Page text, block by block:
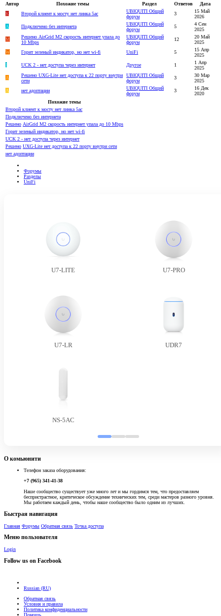
Автор
Похожие темы Раздел Ответов
Дата
K
Второй клиент к мосту нет линка 5ac
UBIQUITI Общий
форум
3
15 Май
2026
A
Подключено без интернета
UBIQUITI Общий
форум
5
4 Сен
2025
M
Решено AirGrid M2 скорость интернет упала до
10 Mbps
UBIQUITI Общий
форум
12
20 Май
2025
W
Горит зеленый индикатор, но нет wi-fi UniFi 5
15 Апр
2025
I
UCK 2 - нет доступа через интернет Другое 1
1 Апр
2025
A
Решено UXG-Lite нет доступа к 22 порту внутри
сети
UBIQUITI Общий
форум
3
30 Мар
2025
A
нет адоптации
UBIQUITI Общий
форум
3
16 Дек
2020
Похожие темы
Второй клиент к мосту нет линка 5ac
Подключено без интернета
Решено AirGrid M2 скорость интернет упала до 10 Mbps
Горит зеленый индикатор, но нет wi-fi
UCK 2 - нет доступа через интернет
Решено UXG-Lite нет доступа к 22 порту внутри сети
нет адоптации
Форумы
Разделы
UniFi
U7-LITE U7-PRO
U7-LR UDR7
NS-5AC
О комьюнити
Телефон заказа оборудования:
+7 (965) 341-41-38
Наше сообщество существует уже много лет и мы гордимся тем, что предоставляем
беспристрастное, критическое обсуждение технических тем, среди мастеров разного уровня.
Мы работаем каждый день, чтобы наше сообщество было одним из лучших.
Быстрая навигация
Главная Форумы Обратная связь Точка доступа
Меню пользователя
Login
Follow us on Facebook
Russian (RU)
Обратная связь
Условия и правила
Политика конфиденциальности